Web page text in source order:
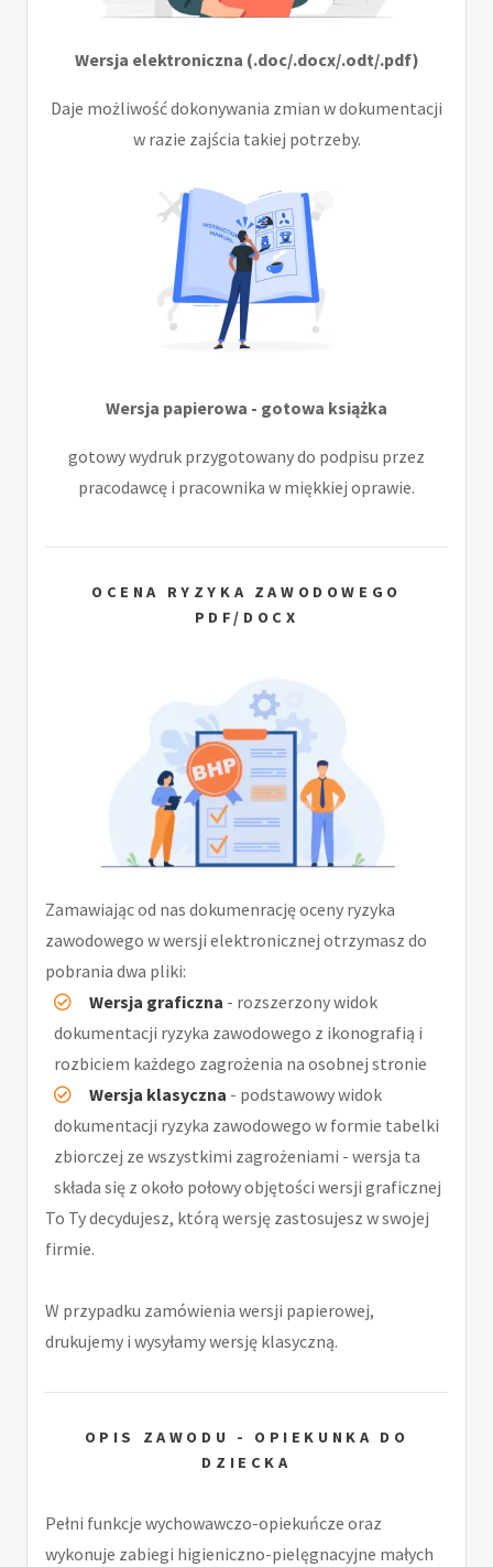
Wersja elektroniczna (.doc/.docx/.odt/.pdf)
Daje możliwość dokonywania zmian w dokumentacji
w razie zajścia takiej potrzeby.
Wersja papierowa - gotowa książka
gotowy wydruk przygotowany do podpisu przez
pracodawcę i pracownika w miękkiej oprawie.
OCENA RYZYKA ZAWODOWEGO
PDF/DOCX
Zamawiając od nas dokumenrację oceny ryzyka
zawodowego w wersji elektronicznej otrzymasz do
pobrania dwa pliki:
Wersja graficzna - rozszerzony widok
dokumentacji ryzyka zawodowego z ikonografią i
rozbiciem każdego zagrożenia na osobnej stronie
Wersja klasyczna - podstawowy widok
dokumentacji ryzyka zawodowego w formie tabelki
zbiorczej ze wszystkimi zagrożeniami - wersja ta
składa się z około połowy objętości wersji graficznej
To Ty decydujesz, którą wersję zastosujesz w swojej
firmie.
W przypadku zamówienia wersji papierowej,
drukujemy i wysyłamy wersję klasyczną.
OPIS ZAWODU - OPIEKUNKA DO
DZIECKA
Pełni funkcje wychowawczo-opiekuńcze oraz
wykonuje zabiegi higieniczno-pielęgnacyjne małych